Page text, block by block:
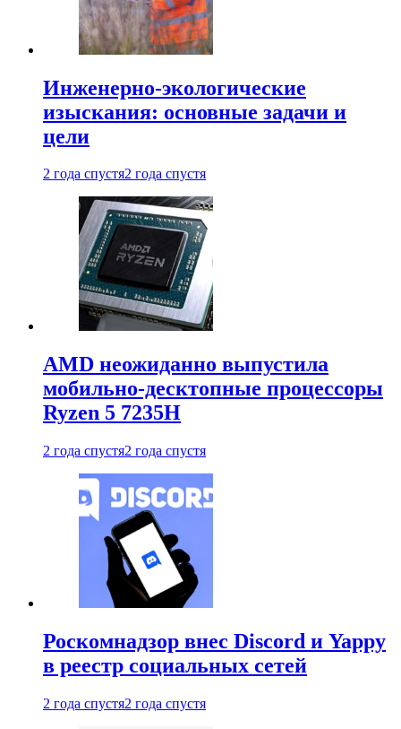
Инженерно-экологические
изыскания: основные задачи и
цели
2 года спустя2 года спустя
AMD неожиданно выпустила
мобильно-десктопные процессоры
Ryzen 5 7235H
2 года спустя2 года спустя
Роскомнадзор внес Discord и Yappy
в реестр социальных сетей
2 года спустя2 года спустя